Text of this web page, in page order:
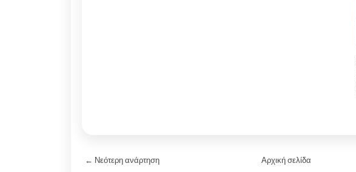
← Νεότερη ανάρτηση Αρχική σελίδα